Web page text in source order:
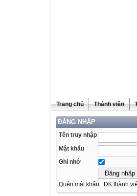
Trang chủ Thành viên
ĐĂNG NHẬP
Tên truy nhập
Mật khẩu
Ghi nhớ
Quên mật khẩu ĐK thành